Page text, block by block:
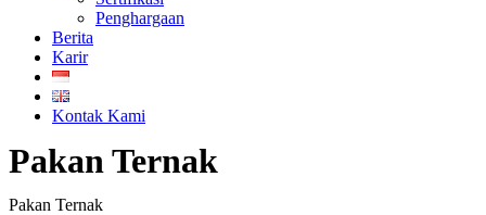
Penghargaan
Berita
Karir
Kontak Kami
Pakan Ternak
Pakan Ternak